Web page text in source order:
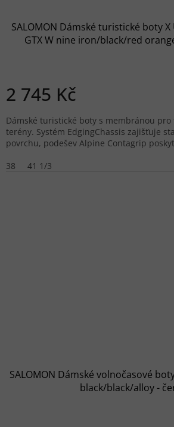
SALOMON Dámské turistické boty X
GTX W nine iron/black/red
2 745 Kč
Dámské turistické boty s membránou pro
terény. Systém EdgingChassis zajišťuje
povrchu, podešev Alpine Contagrip
38
41 1/3
SALOMON Dámské volnočasové boty
black/black/alloy -